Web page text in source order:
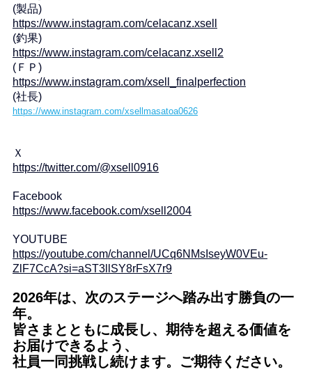
(製品)
https://www.instagram.com/celacanz.xsell
(釣果)
https://www.instagram.com/celacanz.xsell2
(ＦＰ)
https://www.instagram.com/xsell_finalperfection
(社長)
https://www.instagram.com/xsellmasatoa0626
Ｘ
https://twitter.com/@xsell0916
Facebook
https://www.facebook.com/xsell2004
YOUTUBE
https://youtube.com/channel/UCq6NMsIseyW0VEu-
ZlF7CcA?si=aST3llSY8rFsX7r9
2026年は、次のステージへ踏み出す勝負の一
年。
皆さまとともに成長し、期待を超える価値を
お届けできるよう、
社員一同挑戦し続けます。ご期待ください。